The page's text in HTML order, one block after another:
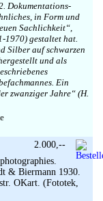
Dokumentations-
in Form und
Sachlichkeit“,
1970) gestaltet hat.
Silber auf schwarzen
und als
Ein
zwanziger Jahre“ (H.
& Biermann 1930.
OKart. (Fototek,
2.000,--